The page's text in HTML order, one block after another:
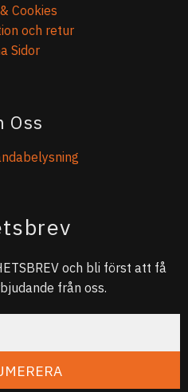
Cookies
och retur
Sidor
Oss
och bli först att få
från oss.